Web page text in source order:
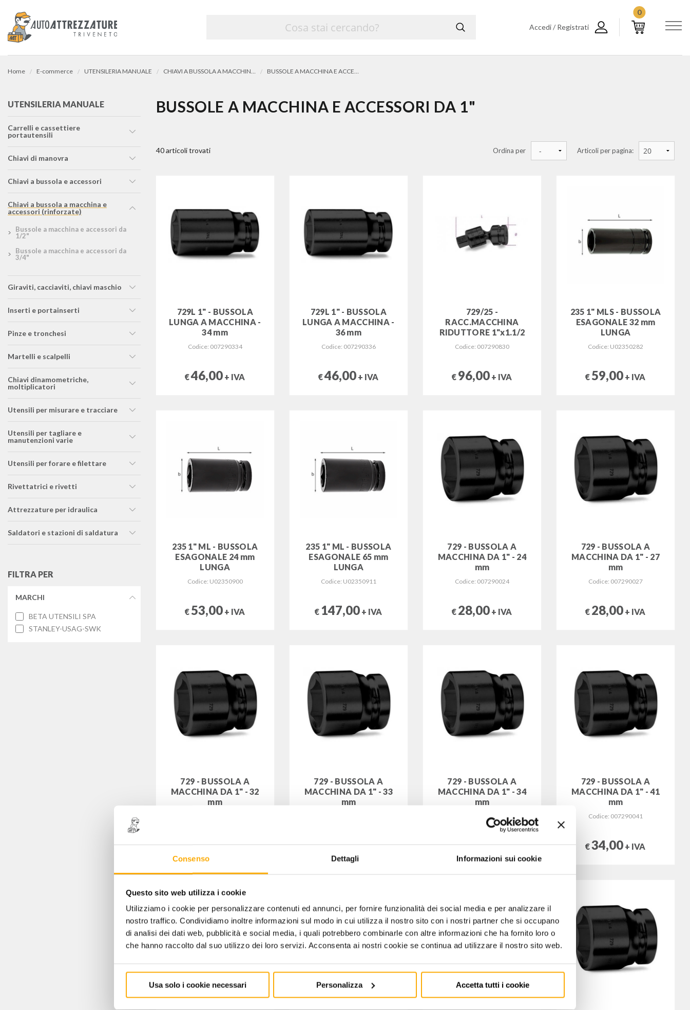
Consenso Dettagli Informazioni sui cookie
Questo sito web utilizza i cookie
Utilizziamo i cookie per personalizzare contenuti ed annunci, per fornire funzionalità dei social media e per analizzare il
nostro traffico. Condividiamo inoltre informazioni sul modo in cui utilizza il nostro sito con i nostri partner che si occupano
di analisi dei dati web, pubblicità e social media, i quali potrebbero combinarle con altre informazioni che ha fornito loro o
che hanno raccolto dal suo utilizzo dei loro servizi. Acconsenta ai nostri cookie se continua ad utilizzare il nostro sito web.
Usa solo i cookie necessari Personalizza Accetta tutti i cookie
Accedi / Registrati
0
Home E-commerce UTENSILERIA MANUALE
UTENSILERIA MANUALE
carrelli e cassettiere
portautensili
chiavi di manovra
chiavi a bussola e accessori
chiavi a bussola a macchina e
accessori (rinforzate)
bussole a macchina e accessori da
1/2"
bussole a macchina e accessori da
3/4"
giraviti, cacciaviti, chiavi maschio
inserti e portainserti
pinze e tronchesi
martelli e scalpelli
chiavi dinamometriche,
moltiplicatori
utensili per misurare e tracciare
utensili per tagliare e
manutenzioni varie
utensili per forare e filettare
rivettatrici e rivetti
attrezzature per idraulica
saldatori e stazioni di saldatura
FILTRA PER
MARCHI
BETA UTENSILI SPA
STANLEY-USAG-SWK
BUSSOLE A MACCHINA E ACCESSORI DA 1"
40 articoli trovati Ordina per Articoli per pagina:
729L 1" - BUSSOLA
LUNGA A MACCHINA -
34 mm
Codice: 007290334
€46,00 + IVA
729L 1" - BUSSOLA
LUNGA A MACCHINA -
36 mm
Codice: 007290336
€46,00 + IVA
729/25 -
RACC.MACCHINA
RIDUTTORE 1"x1.1/2
Codice: 007290830
€ 96,00 + IVA
235 1" MLS - BUSSOLA
ESAGONALE 32 mm
LUNGA
Codice: U02350282
€ 59,00 + IVA
235 1" ML - BUSSOLA
ESAGONALE 24 mm
LUNGA
Codice: U02350900
€ 53,00 + IVA
235 1" ML - BUSSOLA
ESAGONALE 65 mm
LUNGA
Codice: U02350911
€ 147,00 + IVA
729 - BUSSOLA A
MACCHINA DA 1" - 24
mm
Codice: 007290024
€ 28,00 + IVA
729 - BUSSOLA A
MACCHINA DA 1" - 27
mm
Codice: 007290027
€ 28,00 + IVA
729 - BUSSOLA A
MACCHINA DA 1" - 32
mm
€28,00+ IVA
729 - BUSSOLA A
MACCHINA DA 1" - 33
mm
€28,00+ IVA
729 - BUSSOLA A
MACCHINA DA 1" - 34
mm
Codice: 007290034
€28,00+ IVA
729 - BUSSOLA A
MACCHINA DA 1" - 41
mm
Codice: 007290041
€34,00 + IVA